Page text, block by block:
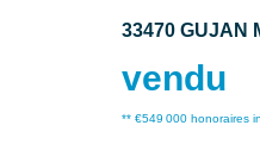
33470 GUJAN
vendu
** €549 000 honoraires